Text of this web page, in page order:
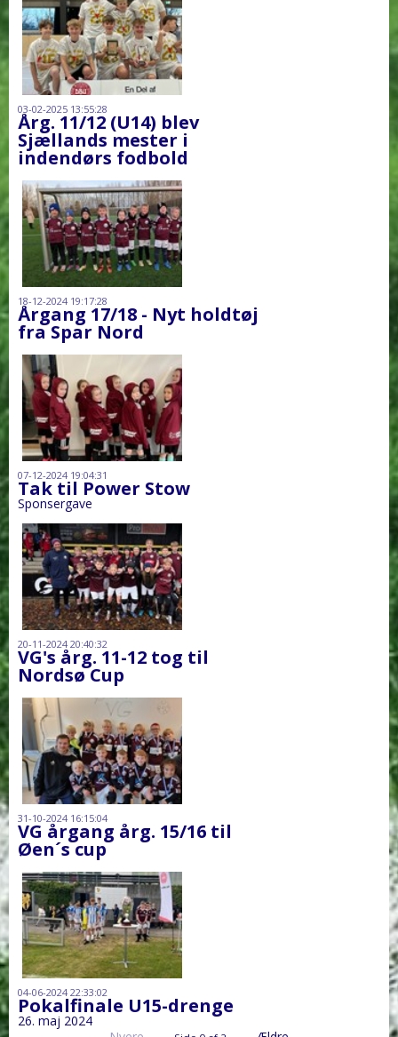
03-02-2025 13:55:28
Årg. 11/12 (U14) blev
Sjællands mester i
indendørs fodbold
18-12-2024 19:17:28
Årgang 17/18 - Nyt holdtøj
fra Spar Nord
07-12-2024 19:04:31
Tak til Power Stow
Sponsergave
20-11-2024 20:40:32
VG's årg. 11-12 tog til
Nordsø Cup
31-10-2024 16:15:04
VG årgang årg. 15/16 til
Øen´s cup
04-06-2024 22:33:02
Pokalfinale U15-drenge
26. maj 2024